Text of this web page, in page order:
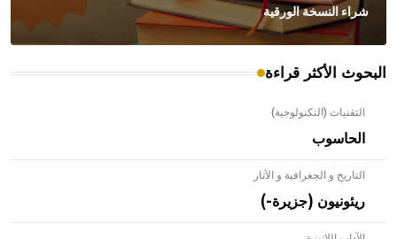
شراء النسخة الورقية
البحوث الأكثر قراءة
التقنيات (التكنولوجية)
الحاسوب
التاريخ و الجغرافية و الآثار
ريئونيون (جزيرة-)